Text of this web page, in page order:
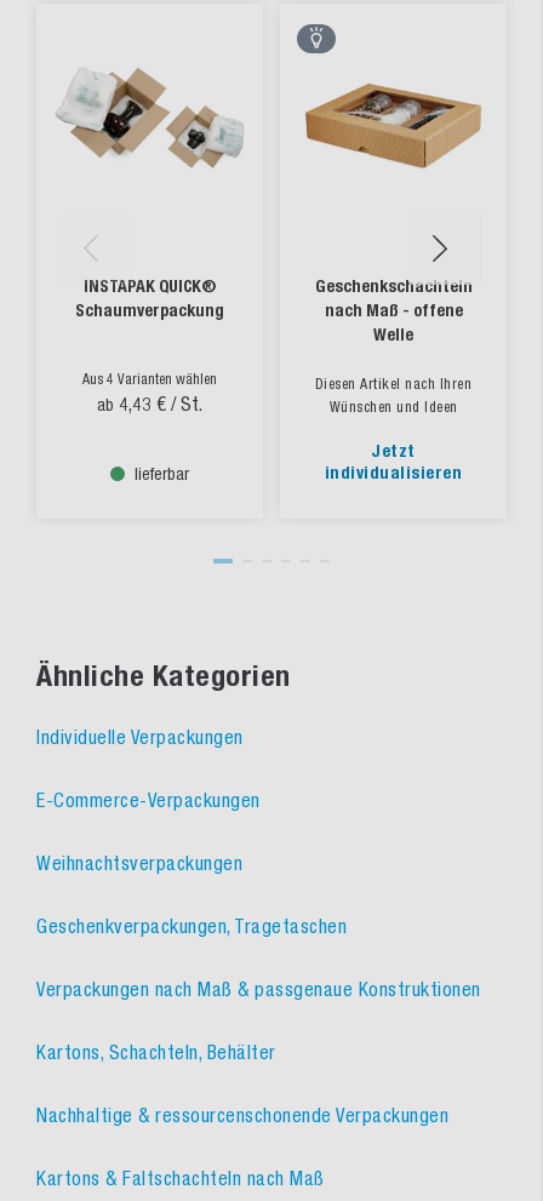
INSTAPAK QUICK®
Schaumverpackung
Aus 4 Varianten wählen
ab 4,43 € / St.
lieferbar
Geschenkschachteln
nach Maß - offene
Welle
Diesen Artikel nach Ihren
Wünschen und Ideen
Jetzt
individualisieren
Ähnliche Kategorien
Individuelle Verpackungen
E-Commerce-Verpackungen
Weihnachtsverpackungen
Geschenkverpackungen, Tragetaschen
Verpackungen nach Maß & passgenaue Konstruktionen
Kartons, Schachteln, Behälter
Nachhaltige & ressourcenschonende Verpackungen
Kartons & Faltschachteln nach Maß